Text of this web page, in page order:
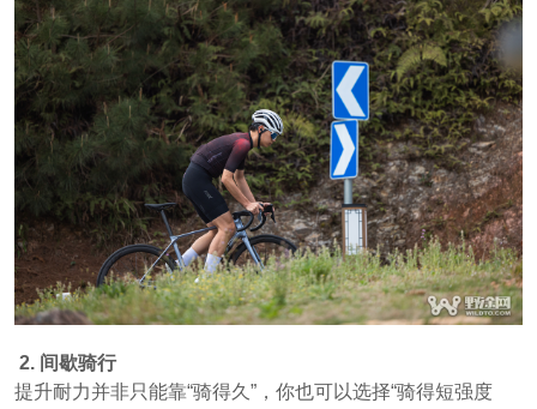
2. 间歇骑行
提升耐力并非只能靠“骑得久”，你也可以选择“骑得短强度